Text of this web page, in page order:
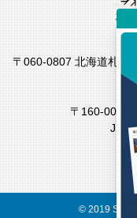
株
〒060-0807 北海道札幌
〒160-0022
JR
© 2019